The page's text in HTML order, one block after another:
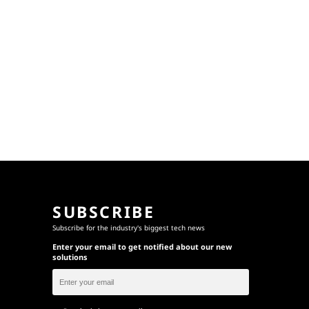
SUBSCRIBE
Subscribe for the industry's biggest tech news
Enter your email to get notified about our new
solutions